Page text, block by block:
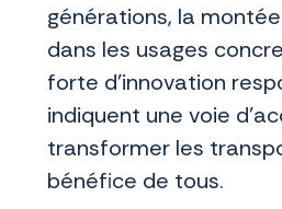
générations, la
dans les usages
forte d’innovation
indiquent une voie
transformer les
bénéfice de tous.